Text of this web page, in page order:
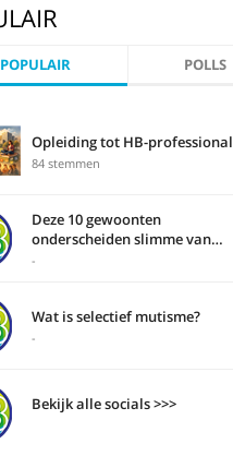
POPULAIR POLLS
Opleiding tot HB-professional
84 stemmen
Deze 10 gewoonten
onderscheiden slimme van
domme mensen
-
Wat is selectief mutisme?
-
Bekijk alle socials >>>